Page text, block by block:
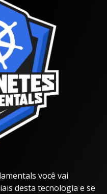
você vai
desta tecnologia e se